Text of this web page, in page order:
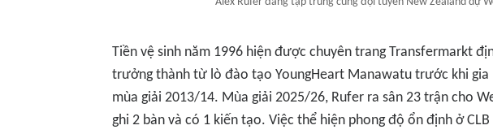
Tiền vệ sinh năm 1996 hiện được chuyên trang Transfermarkt
trưởng thành từ lò đào tạo YoungHeart Manawatu trước khi gia
mùa giải 2013/14. Mùa giải 2025/26, Rufer ra sân 23 trận cho
ghi 2 bàn và có 1 kiến tạo. Việc thể hiện phong độ ổn định ở